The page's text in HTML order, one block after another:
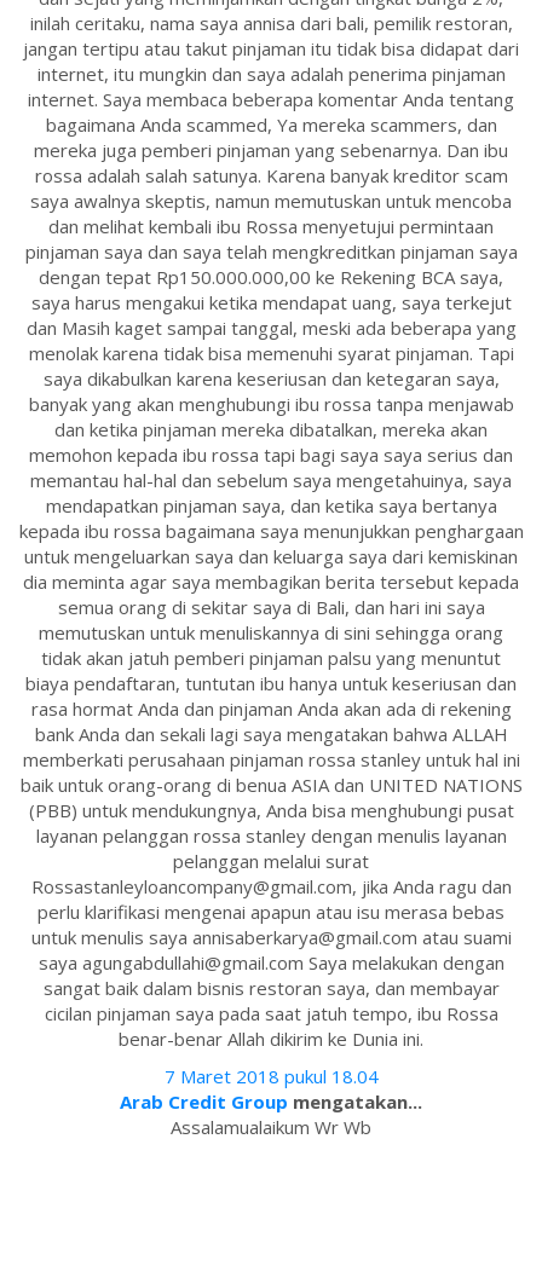
inilah ceritaku, nama saya annisa dari bali, pemilik restoran,
jangan tertipu atau takut pinjaman itu tidak bisa didapat dari
internet, itu mungkin dan saya adalah penerima pinjaman
internet. Saya membaca beberapa komentar Anda tentang
bagaimana Anda scammed, Ya mereka scammers, dan
mereka juga pemberi pinjaman yang sebenarnya. Dan ibu
rossa adalah salah satunya. Karena banyak kreditor scam
saya awalnya skeptis, namun memutuskan untuk mencoba
dan melihat kembali ibu Rossa menyetujui permintaan
pinjaman saya dan saya telah mengkreditkan pinjaman saya
dengan tepat Rp150.000.000,00 ke Rekening BCA saya,
saya harus mengakui ketika mendapat uang, saya terkejut
dan Masih kaget sampai tanggal, meski ada beberapa yang
menolak karena tidak bisa memenuhi syarat pinjaman. Tapi
saya dikabulkan karena keseriusan dan ketegaran saya,
banyak yang akan menghubungi ibu rossa tanpa menjawab
dan ketika pinjaman mereka dibatalkan, mereka akan
memohon kepada ibu rossa tapi bagi saya saya serius dan
memantau hal-hal dan sebelum saya mengetahuinya, saya
mendapatkan pinjaman saya, dan ketika saya bertanya
kepada ibu rossa bagaimana saya menunjukkan penghargaan
untuk mengeluarkan saya dan keluarga saya dari kemiskinan
dia meminta agar saya membagikan berita tersebut kepada
semua orang di sekitar saya di Bali, dan hari ini saya
memutuskan untuk menuliskannya di sini sehingga orang
tidak akan jatuh pemberi pinjaman palsu yang menuntut
biaya pendaftaran, tuntutan ibu hanya untuk keseriusan dan
rasa hormat Anda dan pinjaman Anda akan ada di rekening
bank Anda dan sekali lagi saya mengatakan bahwa ALLAH
memberkati perusahaan pinjaman rossa stanley untuk hal ini
baik untuk orang-orang di benua ASIA dan UNITED NATIONS
(PBB) untuk mendukungnya, Anda bisa menghubungi pusat
layanan pelanggan rossa stanley dengan menulis layanan
pelanggan melalui surat
Rossastanleyloancompany@gmail.com, jika Anda ragu dan
perlu klarifikasi mengenai apapun atau isu merasa bebas
untuk menulis saya annisaberkarya@gmail.com atau suami
saya agungabdullahi@gmail.com Saya melakukan dengan
sangat baik dalam bisnis restoran saya, dan membayar
cicilan pinjaman saya pada saat jatuh tempo, ibu Rossa
benar-benar Allah dikirim ke Dunia ini.
7 Maret 2018 pukul 18.04
Arab Credit Group mengatakan...
Assalamualaikum Wr Wb